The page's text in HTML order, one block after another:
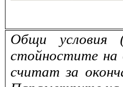
Общи условия
стойностите на
считат за